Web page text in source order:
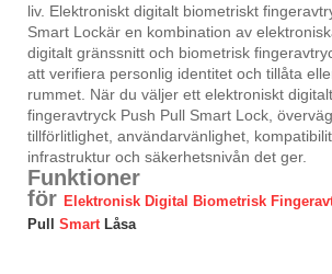
liv. Elektroniskt digitalt biometriskt
Smart Lockär en kombination av
digitalt gränssnitt och biometrisk
att verifiera personlig identitet och tillåta
rummet. När du väljer ett elektroniskt
fingeravtryck Push Pull Smart Lock,
tillförlitlighet, användarvänlighet,
infrastruktur och säkerhetsnivån det ger.
Funktioner
för Elektronisk Digital Biometrisk
Pull Smart Låsa